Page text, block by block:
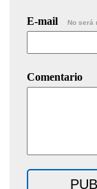
E-mail No será
Comentario